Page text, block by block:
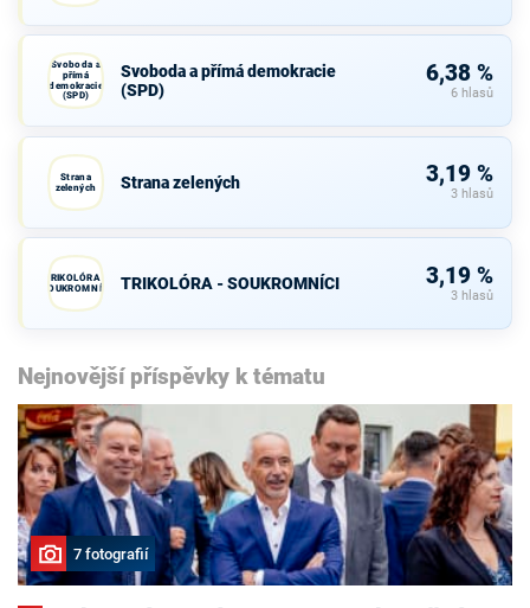
Svoboda a
přímá
demokracie
(SPD)
Svoboda a přímá demokracie
(SPD)
6,38 %
6 hlasů
Strana
zelených
Strana zelených 3,19 %
3 hlasů
TRIKOLÓRA -
SOUKROMNÍCI
TRIKOLÓRA - SOUKROMNÍCI 3,19 %
3 hlasů
Nejnovější příspěvky k tématu
7 fotografií